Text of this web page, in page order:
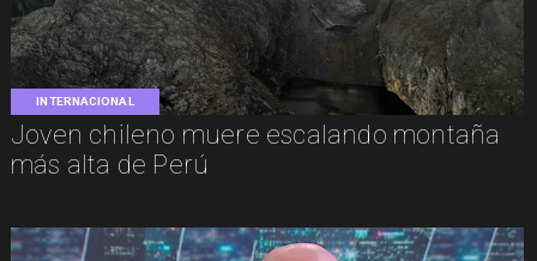
INTERNACIONAL
Joven chileno muere escalando montaña
más alta de Perú